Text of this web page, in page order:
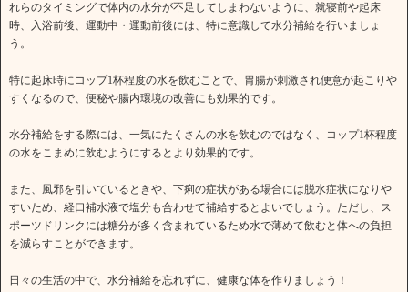
れらのタイミングで体内の水分が不足してしまわないように、就寝前や起床
時、入浴前後、運動中・運動前後には、特に意識して水分補給を行いましょ
う。
特に起床時にコップ1杯程度の水を飲むことで、胃腸が刺激され便意が起こりや
すくなるので、便秘や腸内環境の改善にも効果的です。
水分補給をする際には、一気にたくさんの水を飲むのではなく、コップ1杯程度
の水をこまめに飲むようにするとより効果的です。
また、風邪を引いているときや、下痢の症状がある場合には脱水症状になりや
すいため、経口補水液で塩分も合わせて補給するとよいでしょう。ただし、ス
ポーツドリンクには糖分が多く含まれているため水で薄めて飲むと体への負担
を減らすことができます。
日々の生活の中で、水分補給を忘れずに、健康な体を作りましょう！